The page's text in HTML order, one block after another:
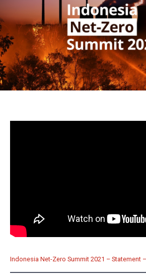
Indonesia Net-Zero Summit 2021 – Statement